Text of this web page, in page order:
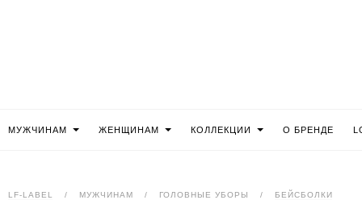
МУЖЧИНАМ ЖЕНЩИНАМ КОЛЛЕКЦИИ О БРЕНДЕ
LF-LABEL / МУЖЧИНАМ / ГОЛОВНЫЕ УБОРЫ / БЕЙСБОЛКИ